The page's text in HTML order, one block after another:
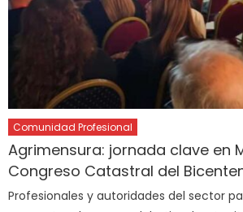
Comunidad Profesional
Agrimensura: jornada clave en
Congreso Catastral del
Profesionales y autoridades del sector